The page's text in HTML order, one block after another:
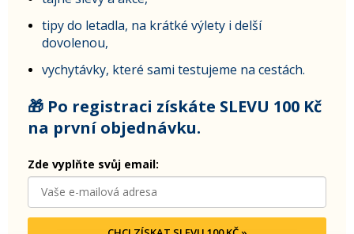
tipy do letadla, na krátké výlety i delší
dovolenou,
vychytávky, které sami testujeme na cestách.
🎁 Po registraci získáte SLEVU 100 Kč
na první objednávku.
Zde vyplňte svůj email: